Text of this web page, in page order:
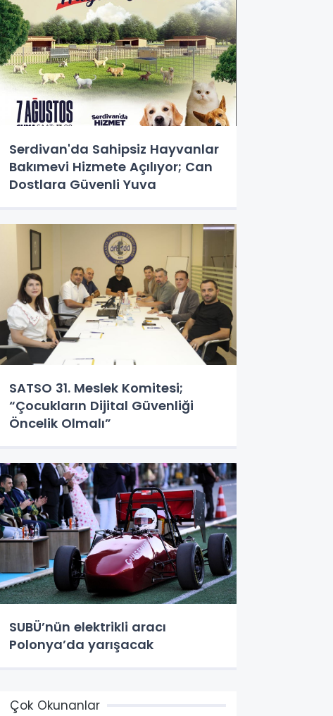
Serdivan'da Sahipsiz Hayvanlar
Bakımevi Hizmete Açılıyor; Can
Dostlara Güvenli Yuva
SATSO 31. Meslek Komitesi;
“Çocukların Dijital Güvenliği
Öncelik Olmalı”
SUBÜ’nün elektrikli aracı
Polonya’da yarışacak
Çok Okunanlar